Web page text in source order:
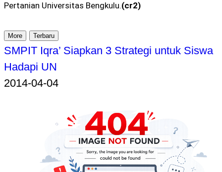
Pertanian Universitas Bengkulu.(cr2)
More Terbaru
SMPIT Iqra’ Siapkan 3 Strategi untuk Siswa
Hadapi UN
2014-04-04